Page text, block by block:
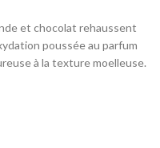
et chocolat rehaussent
poussée au parfum
à la texture moelleuse.